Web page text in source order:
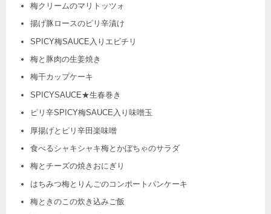
梅クリームのマリトッツォ
揚げ豚ロースのピリ辛漬け
SPICY梅SAUCE入りエビチリ
梅と豚肉の生姜焼き
梅干カップケーキ
SPICYSAUCE★生春巻き
ピリ辛SPICY梅SAUCE入り味噌玉
厚揚げとピリ辛田楽味噌
食べるシャキシャキ梅とかぼちゃのサラダ
梅とチーズの焼きおにぎり
はちみつ梅とりんごのコンポートパンケーキ
梅ときのこの炊き込みご飯